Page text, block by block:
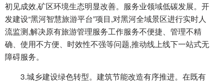
初见成效,矿区环境生态明显改善。服务业领域低碳发展。开
发建设“黑河智慧旅游平台”项目,对黑河全域景区进行实时人
流监测,解决原有旅游管理服务工作服务不便捷、管理不精
确、使用不方便、时效性不强等问题,推动线上线下一站式无
障碍服务。
3.城乡建设绿色转型。建筑节能改造有序推进。在既有